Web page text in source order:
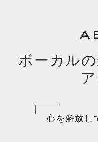
ボーカル
心を解放し